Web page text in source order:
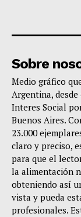
Sobre
Medio gráfico
Argentina, desde
Interes Social
Buenos Aires.
23.000
claro y preciso,
para que el
la alimentación
obteniendo así
vista y pueda
profesionales.